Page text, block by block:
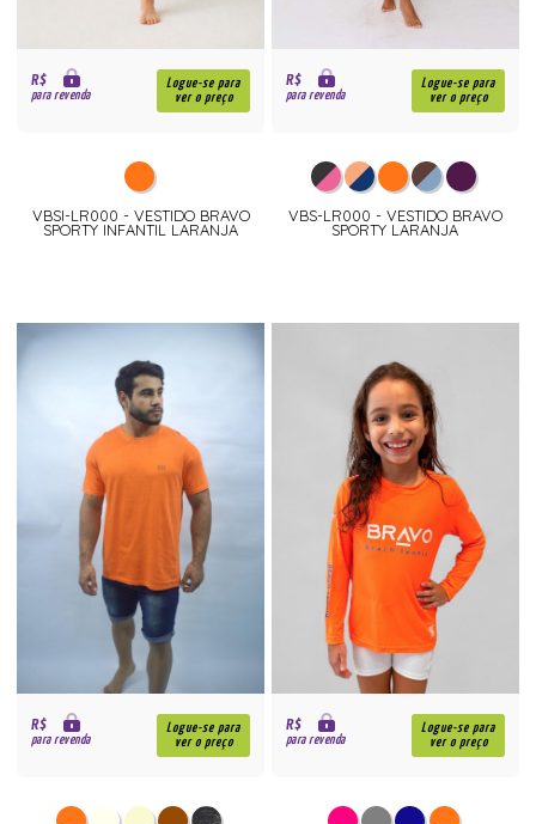
R$
para revenda
Logue-se para
ver o preço
VBSI-LR000 - VESTIDO BRAVO
SPORTY INFANTIL LARANJA
R$
para revenda
Logue-se para
ver o preço
VBS-LR000 - VESTIDO BRAVO
SPORTY LARANJA
R$
para revenda
Logue-se para
ver o preço
R$
para revenda
Logue-se para
ver o preço